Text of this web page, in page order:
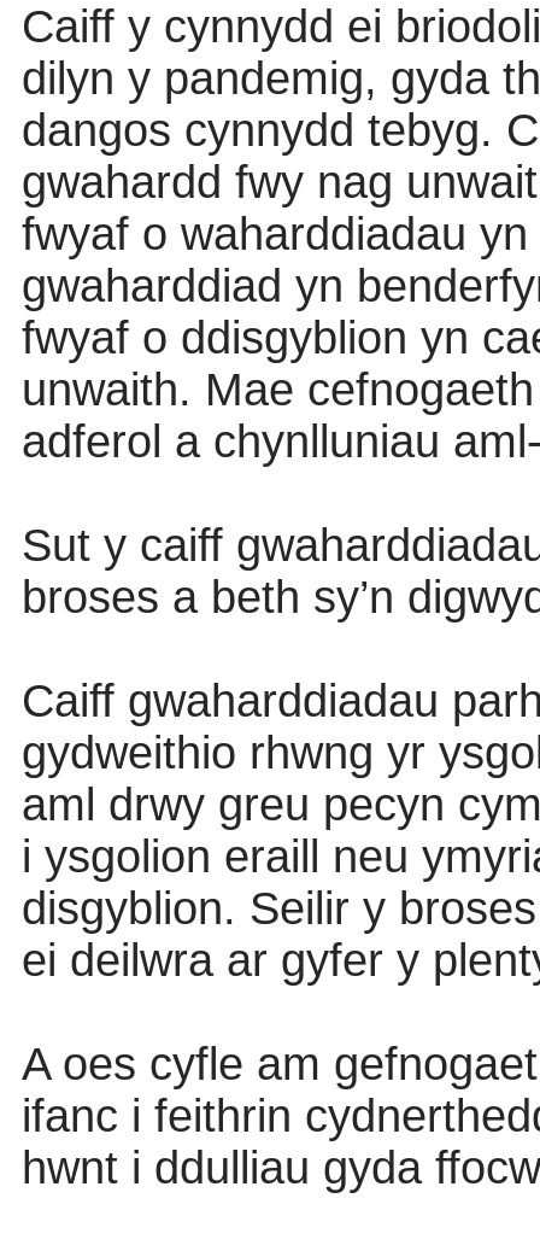
Caiff y cynnydd ei
dilyn y pandemig, gyda
dangos cynnydd tebyg.
gwahardd fwy nag
fwyaf o waharddiadau
gwaharddiad yn
fwyaf o ddisgyblion yn
unwaith. Mae
adferol a chynlluniau
Sut y caiff
broses a beth sy’n
Caiff gwaharddiadau
gydweithio rhwng yr
aml drwy greu pecyn
i ysgolion eraill neu
disgyblion. Seilir y
ei deilwra ar gyfer y
A oes cyfle am
ifanc i feithrin
hwnt i ddulliau gyda